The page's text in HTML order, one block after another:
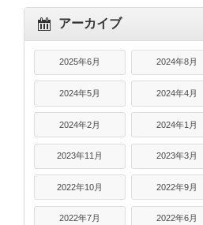
アーカイブ
2025年6月 2024年8月
2024年5月 2024年4月
2024年2月 2024年1月
2023年11月 2023年3月
2022年10月 2022年9月
2022年7月 2022年6月